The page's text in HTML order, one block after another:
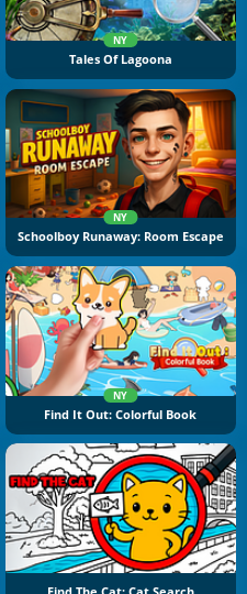
NY
Tales Of Lagoona
NY
Schoolboy Runaway: Room Escape
NY
Find It Out: Colorful Book